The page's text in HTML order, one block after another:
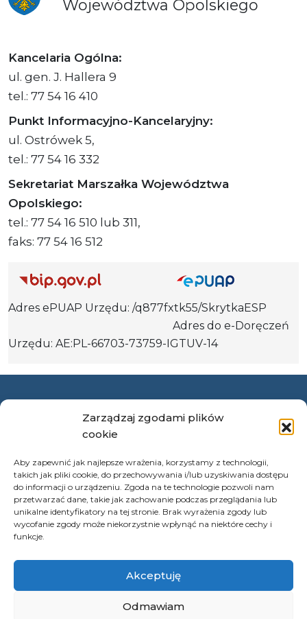
Zarządzaj zgodami plików
cookie
Aby zapewnić jak najlepsze wrażenia, korzystamy z technologii,
takich jak pliki cookie, do przechowywania i/lub uzyskiwania dostępu
do informacji o urządzeniu. Zgoda na te technologie pozwoli nam
przetwarzać dane, takie jak zachowanie podczas przeglądania lub
unikalne identyfikatory na tej stronie. Brak wyrażenia zgody lub
wycofanie zgody może niekorzystnie wpłynąć na niektóre cechy i
funkcje.
Akceptuję
Odmawiam
Województwa Opolskiego
Kancelaria Ogólna:
ul. gen. J. Hallera 9
tel.: 77 54 16 410
Punkt Informacyjno-Kancelaryjny:
ul. Ostrówek 5,
tel.: 77 54 16 332
Sekretariat Marszałka Województwa
Opolskiego:
tel.: 77 54 16 510 lub 311,
faks: 77 54 16 512
Adres ePUAP Urzędu: /q877fxtk55/SkrytkaESP
Adres do e-Doręczeń
Urzędu: AE:PL-66703-73759-IGTUV-14
Klauzula informacyjna RODO
Instrukcja obsługi BIP
© 2026 Samorząd Województwa Opolskiego